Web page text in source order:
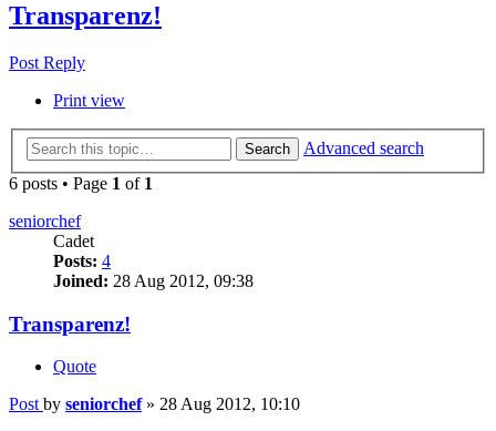
Transparenz!
Post Reply
Print view
Search
Advanced search
6 posts • Page 1 of 1
seniorchef
Cadet
Posts: 4
Joined: 28 Aug 2012, 09:38
Transparenz!
Quote
Post by seniorchef» 28 Aug 2012, 10:10